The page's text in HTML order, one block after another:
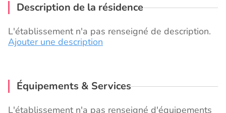
Description de la résidence
L'établissement n'a pas renseigné de description.
Ajouter une description
Équipements & Services
L'établissement n'a pas renseigné d'équipements